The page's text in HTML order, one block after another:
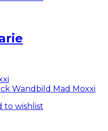
to wishlist